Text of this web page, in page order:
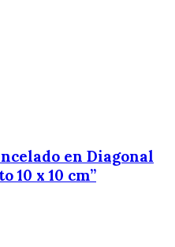
en Diagonal
10 x 10 cm”